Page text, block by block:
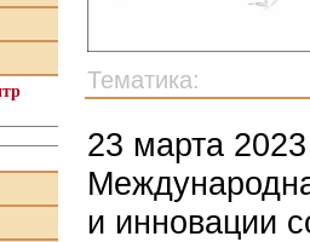
Тематика:
23 марта
и инновации